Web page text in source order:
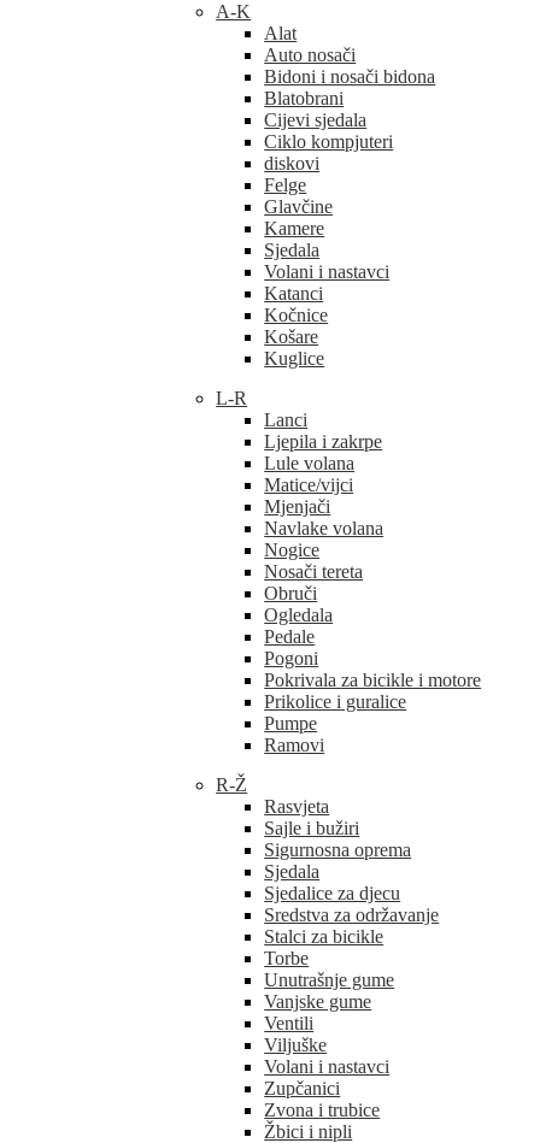
A-K
Alat
Auto nosači
Bidoni i nosači bidona
Blatobrani
Cijevi sjedala
Ciklo kompjuteri
diskovi
Felge
Glavčine
Kamere
Sjedala
Volani i nastavci
Katanci
Kočnice
Košare
Kuglice
L-R
Lanci
Ljepila i zakrpe
Lule volana
Matice/vijci
Mjenjači
Navlake volana
Nogice
Nosači tereta
Obruči
Ogledala
Pedale
Pogoni
Pokrivala za bicikle i motore
Prikolice i guralice
Pumpe
Ramovi
R-Ž
Rasvjeta
Sajle i bužiri
Sigurnosna oprema
Sjedala
Sjedalice za djecu
Sredstva za održavanje
Stalci za bicikle
Torbe
Unutrašnje gume
Vanjske gume
Ventili
Viljuške
Volani i nastavci
Zupčanici
Zvona i trubice
Žbici i nipli